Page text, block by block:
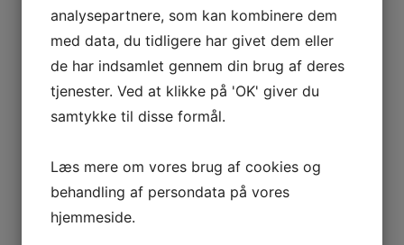
at bestyrelsen er frivillige folk, der arbejder for din klub i deres
fritid. Og den tid kan bruges på meget andet sjovere og mere
udviklende for klubben end at rykke for betalinger.
Kontakt
Du er altid velkommen til at kontakte os
påavgif.fodbold.medlemskab@gmail.com
Indmeld dig via boksen "Vælg afdeling" her på siden.
analysepartnere, som kan kombinere dem
med data, du tidligere har givet dem eller
de har indsamlet gennem din brug af deres
tjenester. Ved at klikke på 'OK' giver du
samtykke til disse formål.
Læs mere om vores brug af cookies og
behandling af persondata på vores
hjemmeside.